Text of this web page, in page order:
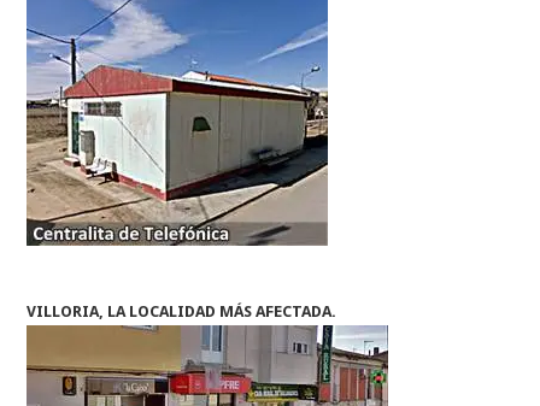
VILLORIA, LA LOCALIDAD MÁS AFECTADA.